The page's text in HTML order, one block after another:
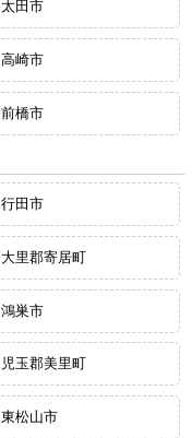
太田市
高崎市
前橋市
行田市
大里郡寄居町
鴻巣市
児玉郡美里町
東松山市